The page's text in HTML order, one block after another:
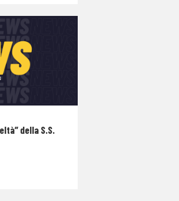
della S.S.